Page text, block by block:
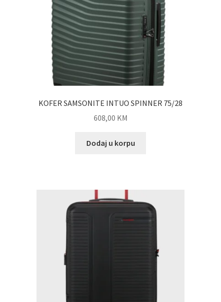
KOFER SAMSONITE INTUO SPINNER 75/28
608,00 KM
Dodaj u korpu